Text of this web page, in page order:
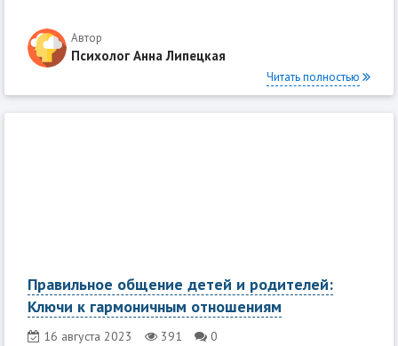
Автор
Психолог Анна Липецкая
Читать полностью
Правильное общение детей и родителей:
Ключи к гармоничным отношениям
16 августа 2023 391
0